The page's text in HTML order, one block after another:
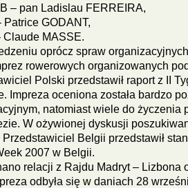
– pan Ladislau FERREIRA,
Patrice GODANT,
Claude MASSE.
oprócz spraw
rowerowych organizowanych
Polski przedstawił raport z II
Impreza oceniona została bardzo
natomiast wiele do życzenia
W ożywionej dyskusji
Belgii przedstawił
2007 w Belgii.
relacji z Rajdu Madryt – Lizbona
odbyła się w daniach 28